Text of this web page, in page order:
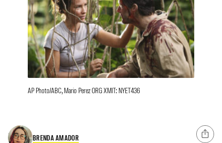
AP Photo/ABC, Mario Perez ORG XMIT: NYET436
BRENDA AMADOR